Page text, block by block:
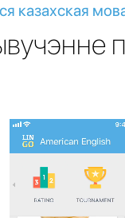
казахская